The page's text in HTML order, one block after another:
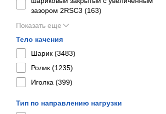
зазором 2RSС3 (163)
Показать еще
Тело качения
Шарик (3483)
Ролик (1235)
Иголка (399)
Тип по направлению нагрузки